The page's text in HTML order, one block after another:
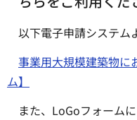
以下電子申請システム
事業用大規模建築物に
ム】
また、LoGoフォーム